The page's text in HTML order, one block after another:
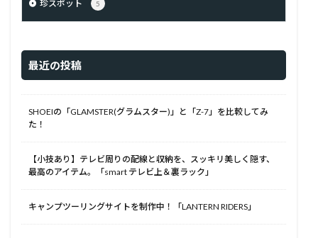
珍スポット 5
最近の投稿
SHOEIの「GLAMSTER(グラムスター)」と「Z-7」を比較してみ
た！
【小技あり】テレビ周りの配線と収納を、スッキリ美しく隠す、
最高のアイテム。「smart テレビ上＆裏ラック」
キャンプツーリングサイトを制作中！「LANTERN RIDERS」